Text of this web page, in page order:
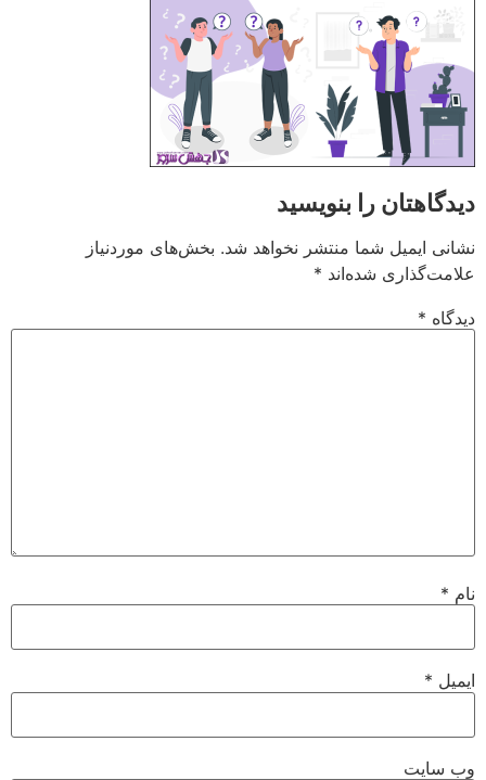
دیدگاهتان را بنویسید
نشانی ایمیل شما منتشر نخواهد شد. بخش‌های موردنیاز
علامت‌گذاری شده‌اند *
دیدگاه *
نام *
ایمیل *
وب‌ سایت